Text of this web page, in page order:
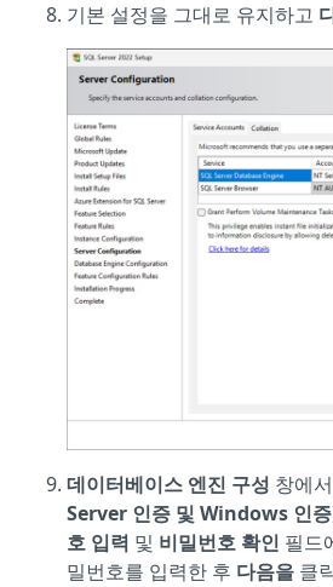
기본 설정을 그대로 유지하고
데이터베이스 엔진 구성 창에서
Server 인증 및 Windows 인증
호 입력 및 비밀번호 확인 필드
밀번호를 입력한 후 다음을 클